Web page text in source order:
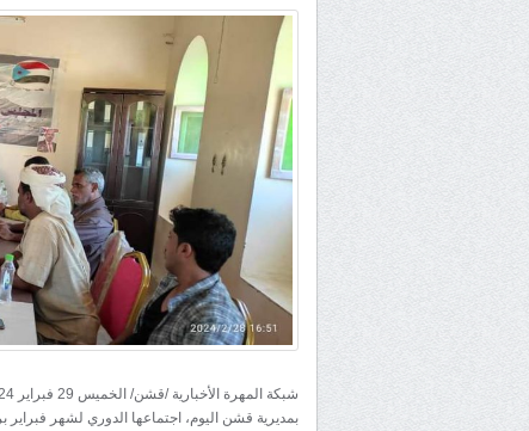
بمديرية قشن اليوم، اجتماعها الدوري لشهر فبراير